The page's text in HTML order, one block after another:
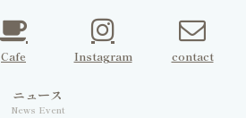
Cafe Instagram contact
ニュース
News Event